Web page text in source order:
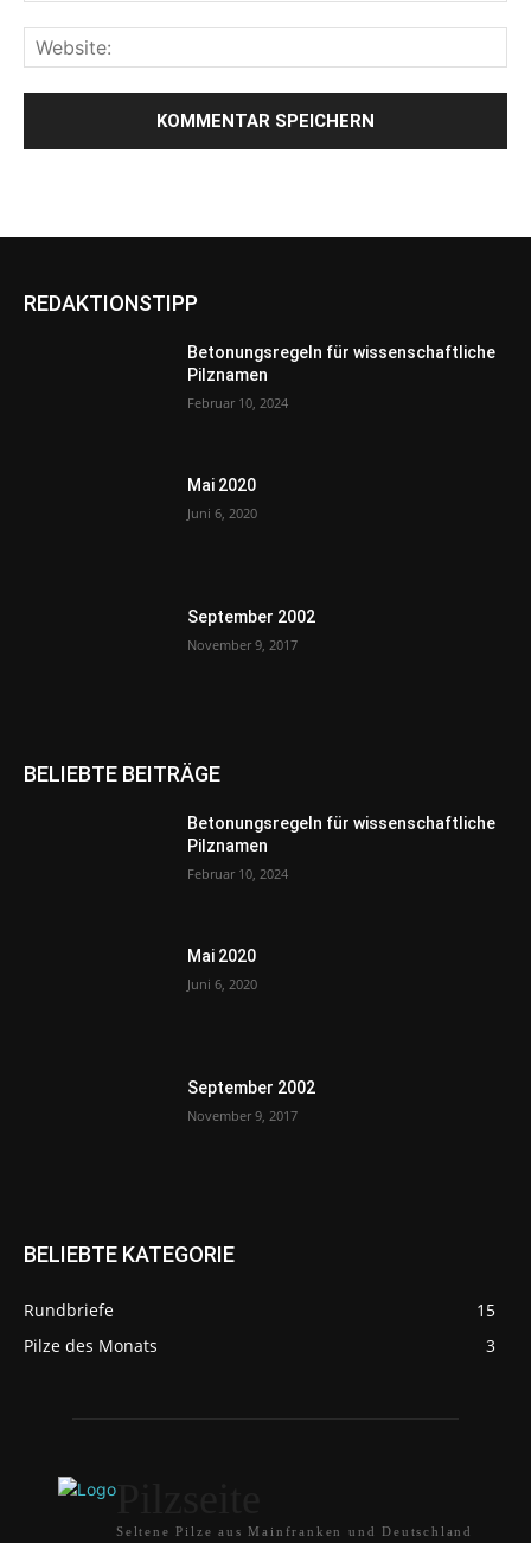
REDAKTIONSTIPP
Betonungsregeln für wissenschaftliche
Pilznamen
Februar 10, 2024
Mai 2020
Juni 6, 2020
September 2002
November 9, 2017
BELIEBTE BEITRÄGE
Betonungsregeln für wissenschaftliche
Pilznamen
Februar 10, 2024
Mai 2020
Juni 6, 2020
September 2002
November 9, 2017
BELIEBTE KATEGORIE
Rundbriefe
15
Pilze des Monats
3
Seltene Pilze aus Mainfranken und Deutschland